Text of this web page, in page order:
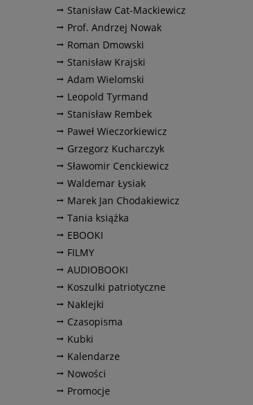
Stanisław Cat-Mackiewicz
Prof. Andrzej Nowak
Roman Dmowski
Stanisław Krajski
Adam Wielomski
Leopold Tyrmand
Stanisław Rembek
Paweł Wieczorkiewicz
Grzegorz Kucharczyk
Sławomir Cenckiewicz
Waldemar Łysiak
Marek Jan Chodakiewicz
Tania książka
EBOOKI
FILMY
AUDIOBOOKI
Koszulki patriotyczne
Naklejki
Czasopisma
Kubki
Kalendarze
Nowości
Promocje